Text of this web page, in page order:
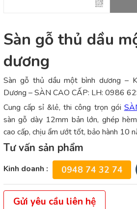
Sàn gỗ thủ dầu
dương
Sàn gỗ thủ dầu một bình dương –
Dương – SÀN CAO CẤP: LH: 0986
Cung cấp sỉ &lẻ, thi công trọn gói
sàn gỗ dày 12mm bản lớn, ghép
cao cấp, chịu ẩm ướt tốt, bảo hành 10
Tư vấn sản phẩm
Kinh doanh : 0948 74 32 74
Gửi yêu cầu liên hệ